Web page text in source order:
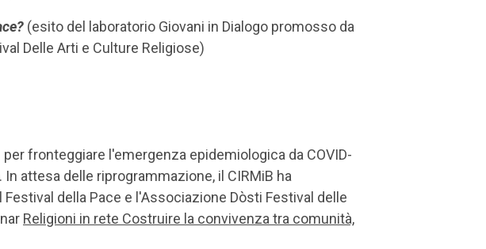
(esito del laboratorio Giovani in Dialogo promosso da
Delle Arti e Culture Religiose)
fronteggiare l'emergenza epidemiologica da COVID-
attesa delle riprogrammazione, il CIRMiB ha
della Pace e l'Associazione Dòsti Festival delle
Religioni in rete Costruire la convivenza tra comunità,